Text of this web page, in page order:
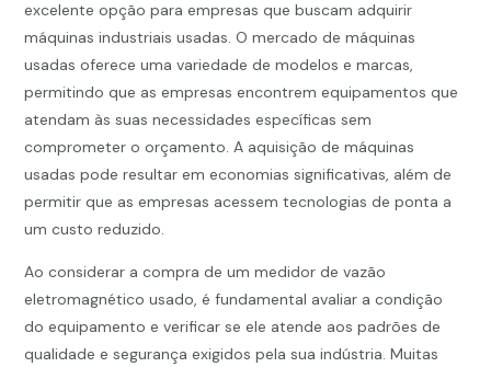
excelente opção para empresas que buscam adquirir
máquinas industriais usadas. O mercado de máquinas
usadas oferece uma variedade de modelos e marcas,
permitindo que as empresas encontrem equipamentos que
atendam às suas necessidades específicas sem
comprometer o orçamento. A aquisição de máquinas
usadas pode resultar em economias significativas, além de
permitir que as empresas acessem tecnologias de ponta a
um custo reduzido.
Ao considerar a compra de um medidor de vazão
eletromagnético usado, é fundamental avaliar a condição
do equipamento e verificar se ele atende aos padrões de
qualidade e segurança exigidos pela sua indústria. Muitas